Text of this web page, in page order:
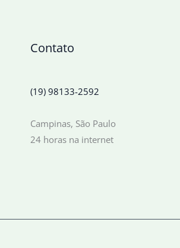
Contato
(19) 98133-2592
Campinas, São Paulo
24 horas na internet